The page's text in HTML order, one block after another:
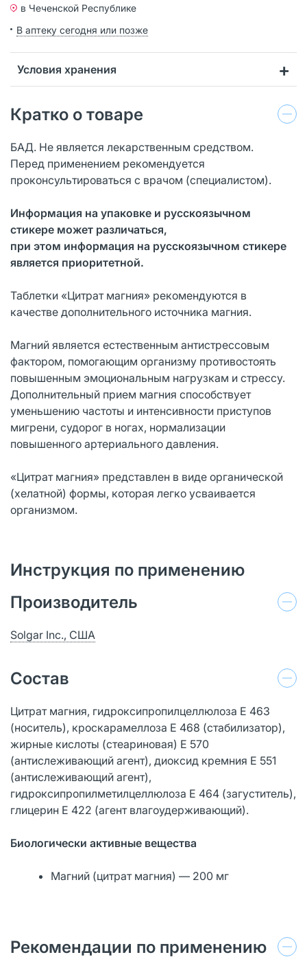
в Чеченской Республике
В аптеку сегодня или позже
Условия хранения
Кратко о товаре
БАД. Не является лекарственным средством.
Перед применением рекомендуется
проконсультироваться с врачом (специалистом).
Информация на упаковке и русскоязычном
стикере может различаться,
при этом информация на русскоязычном стикере
является приоритетной.
Таблетки «Цитрат магния» рекомендуются в
качестве дополнительного источника магния.
Магний является естественным антистрессовым
фактором, помогающим организму противостоять
повышенным эмоциональным нагрузкам и стрессу.
Дополнительный прием магния способствует
уменьшению частоты и интенсивности приступов
мигрени, судорог в ногах, нормализации
повышенного артериального давления.
«Цитрат магния» представлен в виде органической
(хелатной) формы, которая легко усваивается
организмом.
Инструкция по применению
Производитель
Solgar Inc., США
Состав
Цитрат магния, гидроксипропилцеллюлоза Е 463
(носитель), кроскарамеллоза Е 468 (стабилизатор),
жирные кислоты (стеариновая) Е 570
(антислеживающий агент), диоксид кремния Е 551
(антислеживающий агент),
гидроксипропилметилцеллюлоза Е 464 (загуститель),
глицерин Е 422 (агент влагоудерживающий).
Биологически активные вещества
Магний (цитрат магния) — 200 мг
Рекомендации по применению